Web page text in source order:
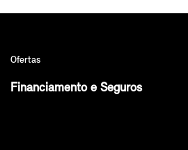
Ofertas
Financiamento e Seguros